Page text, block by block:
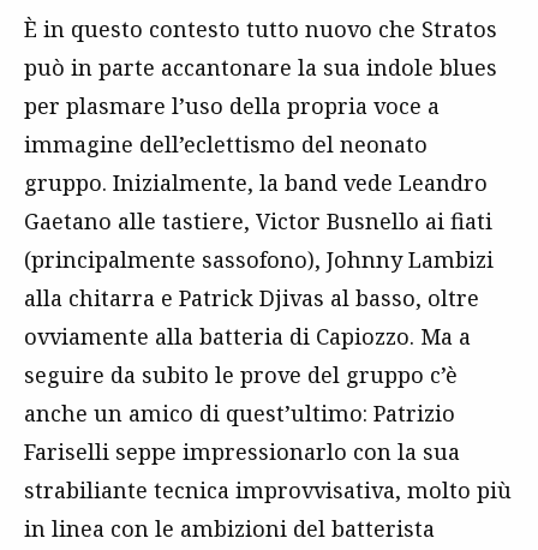
È in questo contesto tutto nuovo che Stratos
può in parte accantonare la sua indole blues
per plasmare l’uso della propria voce a
immagine dell’eclettismo del neonato
gruppo. Inizialmente, la band vede Leandro
Gaetano alle tastiere, Victor Busnello ai fiati
(principalmente sassofono), Johnny Lambizi
alla chitarra e Patrick Djivas al basso, oltre
ovviamente alla batteria di Capiozzo. Ma a
seguire da subito le prove del gruppo c’è
anche un amico di quest’ultimo: Patrizio
Fariselli seppe impressionarlo con la sua
strabiliante tecnica improvvisativa, molto più
in linea con le ambizioni del batterista